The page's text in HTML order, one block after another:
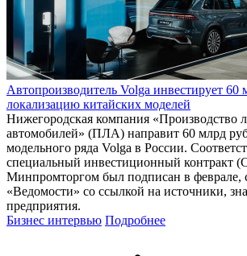
Автопроизводитель Volga инвестирует 60
локализацию китайских моделей
Нижегородская компания «Производство
автомобилей» (ПЛА) направит 60 млрд
модельного ряда Volga в России.
специальный инвестиционный контракт
Минпромторгом был подписан в феврале,
«Ведомости» со ссылкой на источники,
предприятия.
Бизнес интервью Подробнее